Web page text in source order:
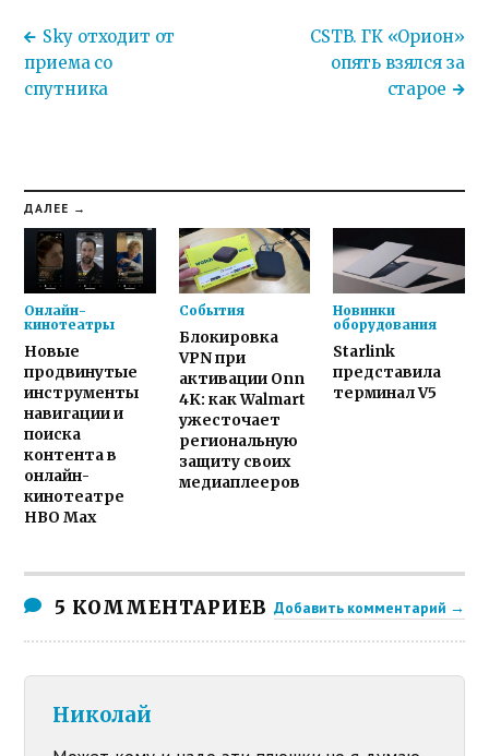
Sky отходит от
приема со
спутника
CSTB. ГК «Орион»
опять взялся за
старое
ДАЛЕЕ →
Онлайн-
кинотеатры
Новые
продвинутые
инструменты
навигации и
поиска
контента в
онлайн-
кинотеатре
HBO Max
События
Блокировка
VPN при
активации Onn
4K: как Walmart
ужесточает
региональную
защиту своих
медиаплееров
Новинки
оборудования
Starlink
представила
терминал V5
5 КОММЕНТАРИЕВ Добавить комментарий →
Николай